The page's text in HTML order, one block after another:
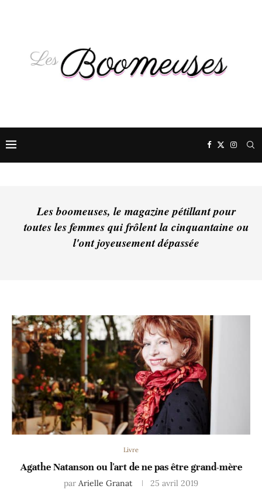
Les boomeuses, le magazine pétillant pour
toutes les femmes qui frôlent la cinquantaine ou
l'ont joyeusement dépassée
Livre
Agathe Natanson ou l'art de ne pas être grand-mère
par Arielle Granat 25 avril 2019